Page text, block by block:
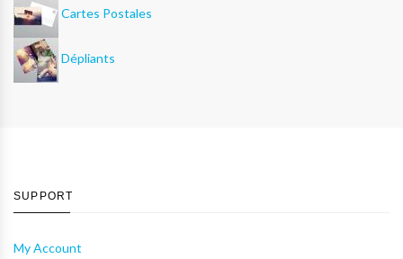
Cartes Postales
Dépliants
SUPPORT
My Account